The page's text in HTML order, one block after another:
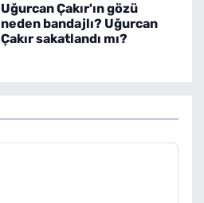
Uğurcan Çakır'ın gözü
neden bandajlı? Uğurcan
Çakır sakatlandı mı?